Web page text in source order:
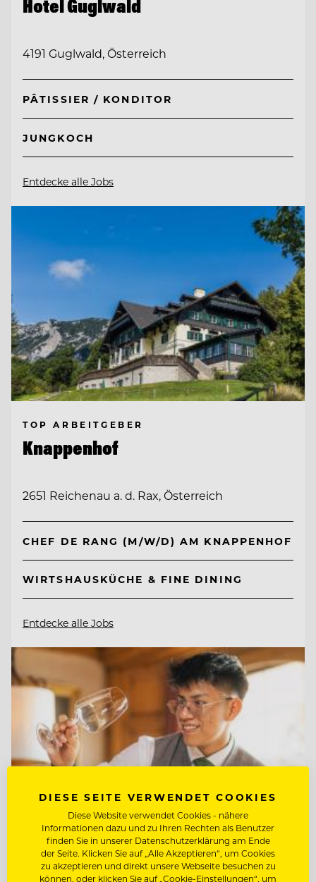
Hotel Guglwald
4191 Guglwald, Österreich
PÂTISSIER / KONDITOR
JUNGKOCH
Entdecke alle Jobs
TOP ARBEITGEBER
Knappenhof
2651 Reichenau a. d. Rax, Österreich
CHEF DE RANG (M/W/D) AM KNAPPENHOF
WIRTSHAUSKÜCHE & FINE DINING
Entdecke alle Jobs
TOP ARBEITGEBER
DIESE SEITE VERWENDET COOKIES
Diese Website verwendet Cookies - nähere
Informationen dazu und zu Ihren Rechten als Benutzer
finden Sie in unserer Datenschutzerklärung am Ende
der Seite. Klicken Sie auf „Alle Akzeptieren“, um Cookies
zu akzeptieren und direkt unsere Webseite besuchen zu
können, oder klicken Sie auf „Cookie-Einstellungen“, um